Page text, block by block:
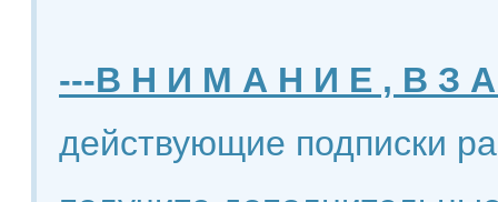
---В Н И М А Н И Е , В З
действующие подписки